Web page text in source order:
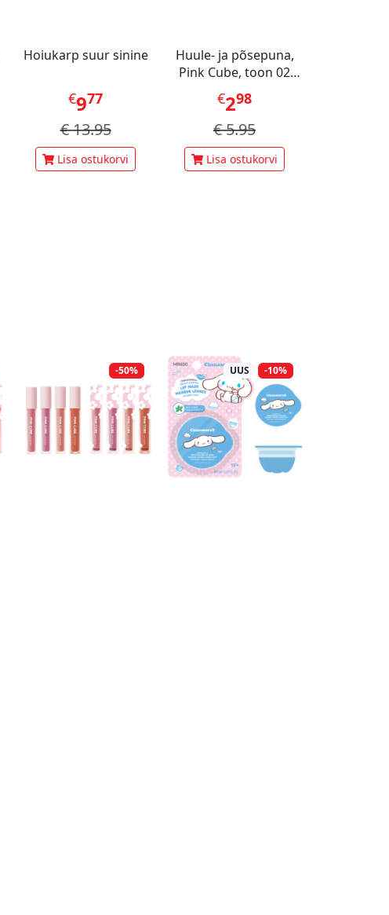
Hoiukarp suur sinine
€977
€13.95
Lisa ostukorvi
Huule- ja põsepuna,
Pink Cube, toon 02
Roosa
€298
€5.95
Lisa ostukorvi
-50% UUS -10%